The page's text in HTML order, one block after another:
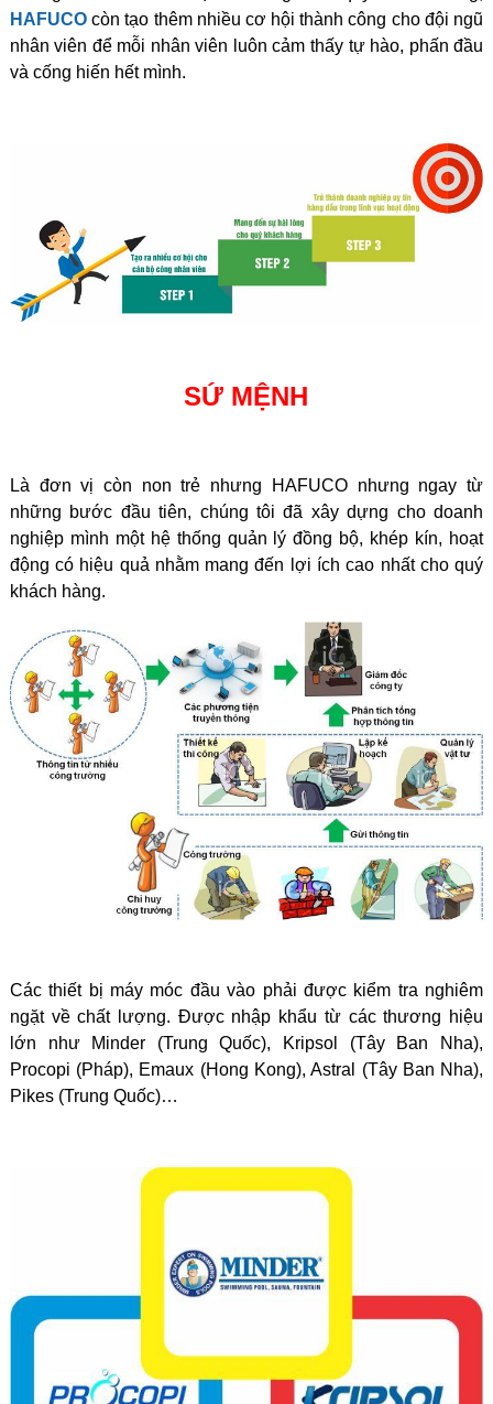
HAFUCOcòn tạo thêm nhiều cơ hội thành công cho đội ngũ
nhân viên để mỗi nhân viên luôn cảm thấy tự hào, phấn đầu
và cống hiến hết mình.
SỨ MỆNH
Là đơn vị còn non trẻ nhưng HAFUCO nhưng ngay từ
những bước đầu tiên, chúng tôi đã xây dựng cho doanh
nghiệp mình một hệ thống quản lý đồng bộ, khép kín, hoạt
động có hiệu quả nhằm mang đến lợi ích cao nhất cho quý
khách hàng.
Các thiết bị máy móc đầu vào phải được kiểm tra nghiêm
ngặt về chất lượng. Được nhập khẩu từ các thương hiệu
lớn như Minder (Trung Quốc), Kripsol (Tây Ban Nha),
Procopi (Pháp), Emaux (Hong Kong), Astral (Tây Ban Nha),
Pikes (Trung Quốc)…